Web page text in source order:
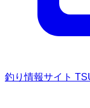
釣り情報サイト